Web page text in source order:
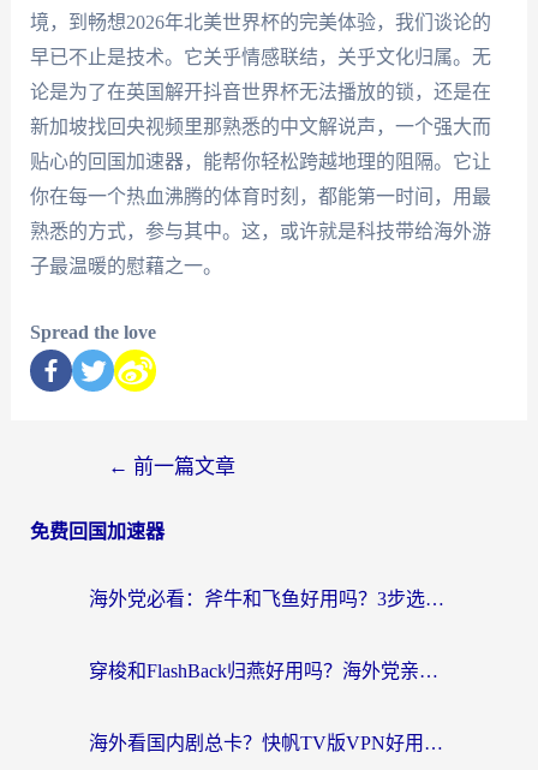
境，到畅想2026年北美世界杯的完美体验，我们谈论的
早已不止是技术。它关乎情感联结，关乎文化归属。无
论是为了在英国解开抖音世界杯无法播放的锁，还是在
新加坡找回央视频里那熟悉的中文解说声，一个强大而
贴心的回国加速器，能帮你轻松跨越地理的阻隔。它让
你在每一个热血沸腾的体育时刻，都能第一时间，用最
熟悉的方式，参与其中。这，或许就是科技带给海外游
子最温暖的慰藉之一。
Spread the love
← 前一篇文章
免费回国加速器
海外党必看：斧牛和飞鱼好用吗？3步选对回国加速器，无缝刷剧玩国服
穿梭和FlashBack归燕好用吗？海外党亲测3款热门回国加速器，教你选对不踩坑
海外看国内剧总卡？快帆TV版VPN好用吗？和快滚VPN对比哪个回国效果更好？